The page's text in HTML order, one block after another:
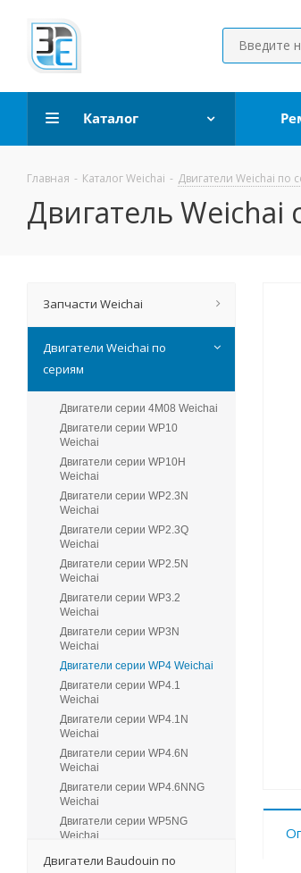
Каталог
Главная - Каталог Weichai - Двигатели Weichai по
Двигатель Weichai
Запчасти Weichai
Двигатели Weichai по
сериям
Двигатели серии 4M08 Weichai
Двигатели серии WP10
Weichai
Двигатели серии WP10H
Weichai
Двигатели серии WP2.3N
Weichai
Двигатели серии WP2.3Q
Weichai
Двигатели серии WP2.5N
Weichai
Двигатели серии WP3.2
Weichai
Двигатели серии WP3N
Weichai
Двигатели серии WP4 Weichai
Двигатели серии WP4.1
Weichai
Двигатели серии WP4.1N
Weichai
Двигатели серии WP4.6N
Weichai
Двигатели серии WP4.6NNG
Weichai
Двигатели серии WP5NG
Weichai
Двигатели серии WP6 Weichai
Двигатели Baudouin по